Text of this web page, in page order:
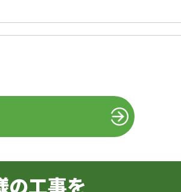
の工事を